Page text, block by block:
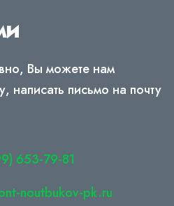
Вы можете нам
написать письмо на почту
653-79-81
noutbukov-pk.ru